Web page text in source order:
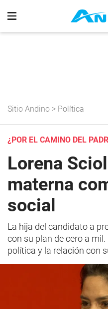
Sitio Andino > Política
¿POR EL CAMINO DEL
Lorena
materna
social
La hija del candidato a
con su plan de cero a
política y la relación con